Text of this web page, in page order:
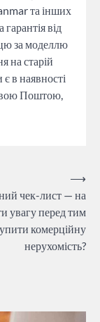
та інших
від
за моделлю
на старій
є в наявності
Поштою,
чек-лист — на
увагу перед тим
комерційну
нерухомість?
⟶